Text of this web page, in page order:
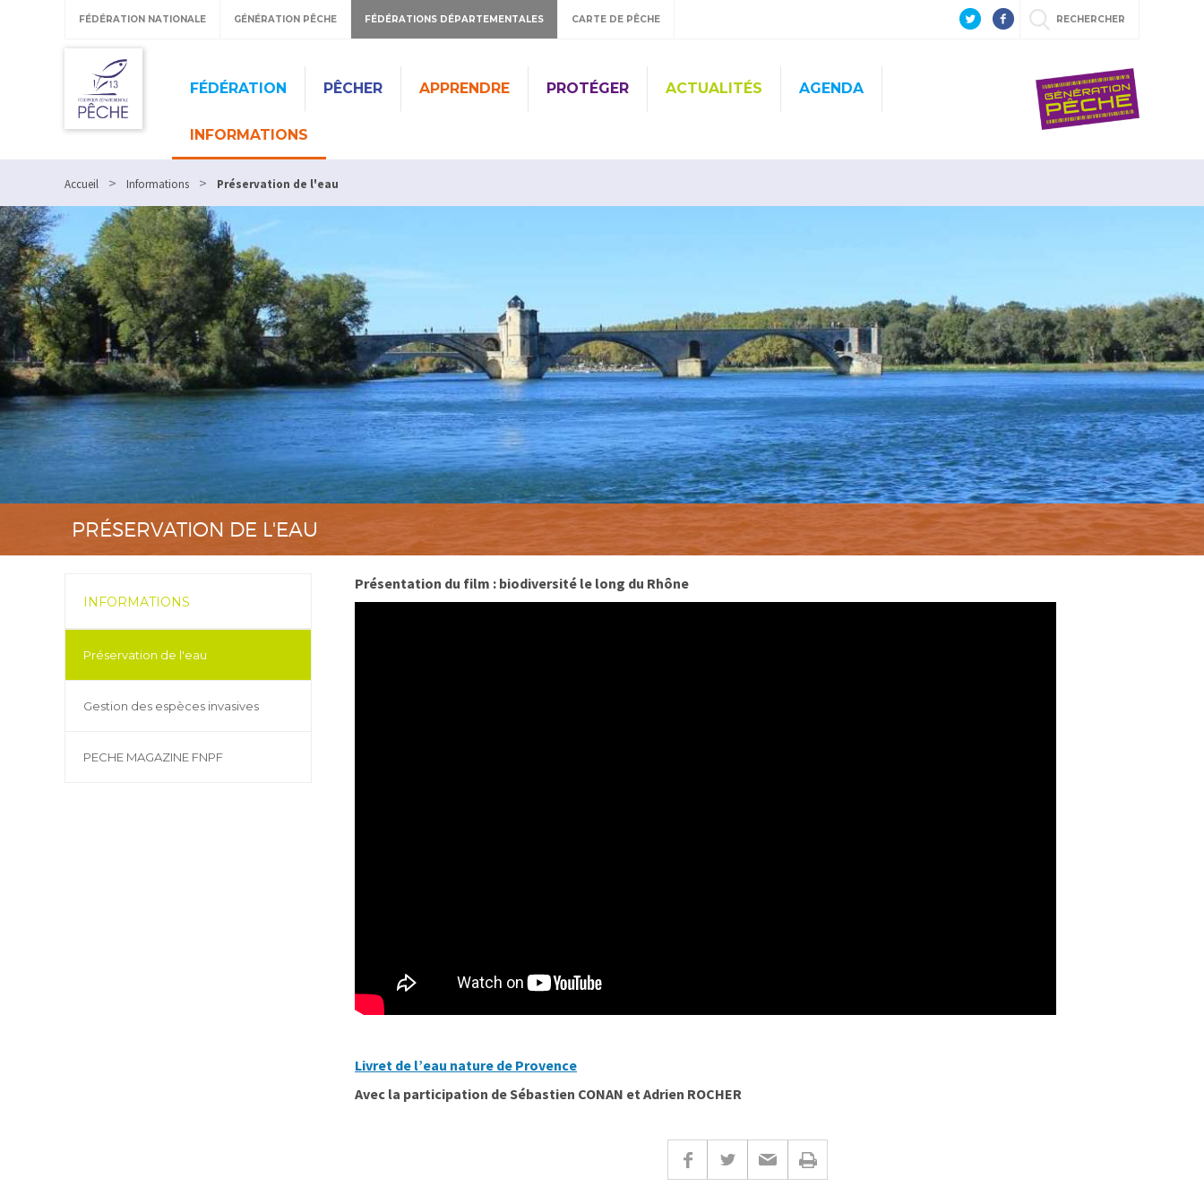
FÉDÉRATION NATIONALE GÉNÉRATION PÊCHE FÉDÉRATIONS DÉPARTEMENTALES CARTE DE PÊCHE RECHERCHER
FÉDÉRATION PÊCHER APPRENDRE PROTÉGER ACTUALITÉS AGENDA
INFORMATIONS
Accueil > Informations > Préservation de l'eau
PRÉSERVATION DE L'EAU
INFORMATIONS
Préservation de l'eau
Gestion des espèces invasives
PECHE MAGAZINE FNPF
Présentation du film : biodiversité le long du Rhône
Livret de l’eau nature de Provence
Avec la participation de Sébastien CONAN et Adrien ROCHER